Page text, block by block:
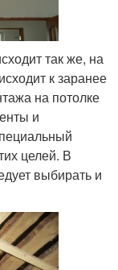
так же, на
к заранее
на потолке
и
целей. В
выбирать и